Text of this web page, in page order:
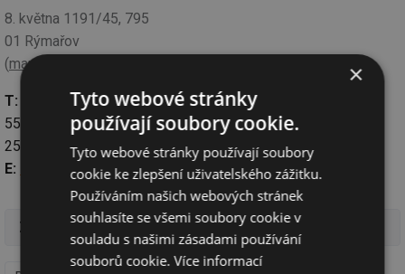
8. května 1191/45, 795
01 Rýmařov
(mapa
T:
+420 554 252 111, +420
554 252 130, Fax: +420 554
252 333
E:
info@rdrymarov.cz
Zařazení v Katalogu firem a výrobků
×
Tyto webové stránky
používají soubory cookie.
Tyto webové stránky používají soubory
cookie ke zlepšení uživatelského zážitku.
Používáním našich webových stránek
souhlasíte se všemi soubory cookie v
souladu s našimi zásadami používání
souborů cookie.Více informací